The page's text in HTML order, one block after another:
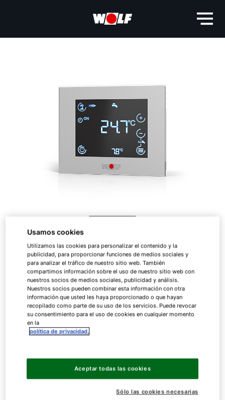
Unidad interior
RM-2
Con el nuevo WOLF RM-2 será aún más fácil
controlar toda la calefacción. Además, permite una
Usamos cookies
Utilizamos las cookies para personalizar el contenido y la
publicidad, para proporcionar funciones de medios sociales y
para analizar el tráfico de nuestro sitio web. También
compartimos información sobre el uso de nuestro sitio web con
nuestros socios de medios sociales, publicidad y análisis.
Nuestros socios pueden combinar esta información con otra
información que usted les haya proporcionado o que hayan
recopilado como parte de su uso de los servicios. Puede revocar
su consentimiento para el uso de cookies en cualquier momento
en la
política de privacidad.
Sólo las cookies necesarias
Aceptar todas las cookies